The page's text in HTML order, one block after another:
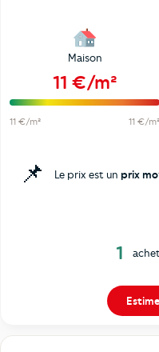
Maison
11 €/m²
11 €/m² 11 €/m²
📌 Le prix est un prix
1